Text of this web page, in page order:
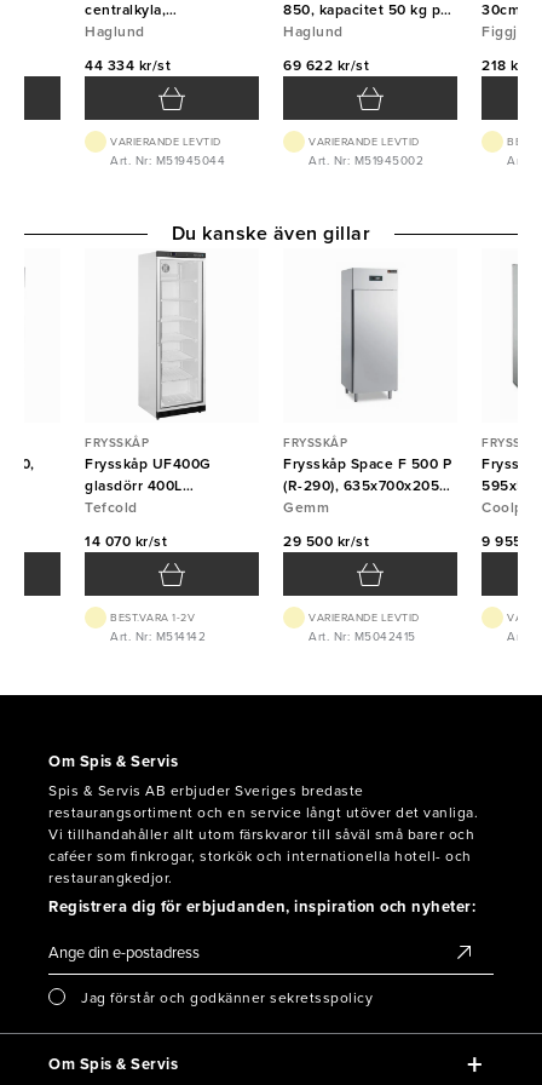
centralkyla,
850x765x2160, Haglund
Haglund
44 334 kr/st
VARIERANDE LEVTID
Art. Nr: M51945044
850, kapacitet 50 kg på
4 tim, inbyggt aggregat,
Haglund
69 622 kr/st
VARIERANDE LEVTID
Art. Nr: M51945002
30cm
Figgjo
218 kr/st
Art.
FRYSSKÅP
Frysskåp UF400G
glasdörr 400L
600x585x1855 Tefcold
Tefcold
14 070 kr/st
BEST.VARA 1-2V
Art. Nr: M514142
FRYSSKÅP
Frysskåp Space F 500 P
(R-290), 635x700x2050,
Gemm
Gemm
29 500 kr/st
VARIERANDE LEVTID
Art. Nr: M5042415
Coolpart
9 955
Art.
Du kanske även gillar
Om Spis & Servis
Spis & Servis AB erbjuder Sveriges bredaste
restaurangsortiment och en service långt utöver det vanliga.
Vi tillhandahåller allt utom färskvaror till såväl små barer och
caféer som finkrogar, storkök och internationella hotell- och
restaurangkedjor.
Registrera dig för erbjudanden, inspiration och nyheter:
Jag förstår och godkänner sekretsspolicy
Om Spis & Servis